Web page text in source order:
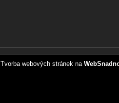
Tvorba webových stránek na